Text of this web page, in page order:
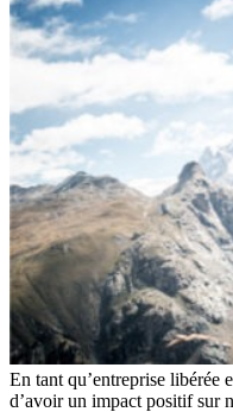
En tant qu’entreprise libérée
d’avoir un impact positif sur